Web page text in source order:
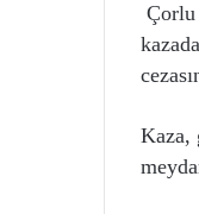
Çorlu
Kaza,